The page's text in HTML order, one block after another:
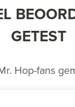
GETEST
Hop-fans